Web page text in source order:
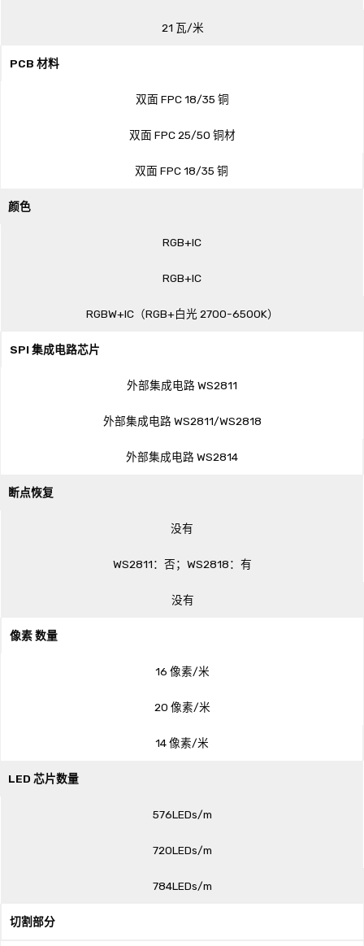
21 瓦/米
PCB 材料
双面 FPC 18/35 铜
双面 FPC 25/50 铜材
双面 FPC 18/35 铜
颜色
RGB+IC
RGB+IC
RGBW+IC（RGB+白光 2700-6500K）
SPI 集成电路芯片
外部集成电路 WS2811
外部集成电路 WS2811/WS2818
外部集成电路 WS2814
断点恢复
没有
WS2811：否；WS2818：有
没有
像素 数量
16 像素/米
20 像素/米
14 像素/米
LED 芯片数量
576LEDs/m
720LEDs/m
784LEDs/m
切割部分